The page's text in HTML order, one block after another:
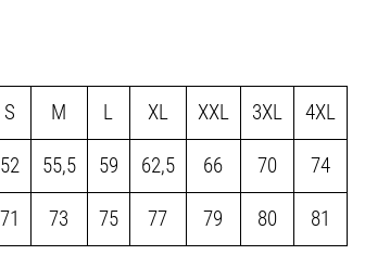
S M L XL XXL 3XL 4XL
52 55,5 59 62,5 66 70 74
71 73 75 77 79 80 81